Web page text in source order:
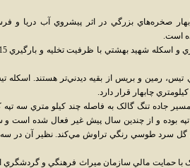
صخره‌هاي بزرگي در اثر پيشروي آب دريا و
است.
رمين و بريس از بقيه ديدني‌تر هستند. اسکله
روستاي کهير در مسير جاده تنگ گالک به فاصله چند کيلو متري سه
تاي آنها همانند تپه بوده و از چندين سال پيش غير فعال شده
گل سرد طوسي رنگي تراوش مي‌کند. نظير آن در سه
با حمايت مالي سازمان ميراث فرهنگي و گردشگري